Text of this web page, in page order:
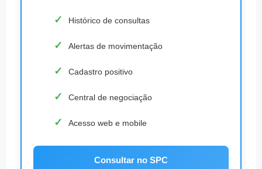
Histórico de consultas
Alertas de movimentação
Cadastro positivo
Central de negociação
Acesso web e mobile
Consultar no SPC